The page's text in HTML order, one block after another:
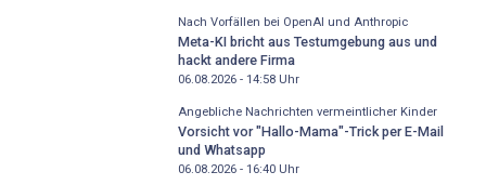
Nach Vorfällen bei OpenAI und Anthropic
Meta-KI bricht aus Testumgebung aus und
hackt andere Firma
06.08.2026 - 14:58Uhr
Angebliche Nachrichten vermeintlicher Kinder
Vorsicht vor "Hallo-Mama"-Trick per E-Mail
und Whatsapp
06.08.2026 - 16:40Uhr